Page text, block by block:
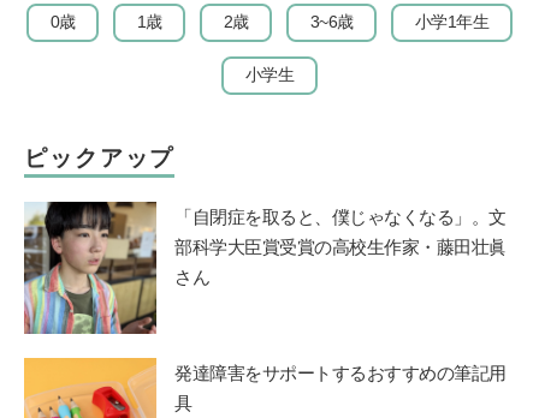
0歳 1歳 2歳 3~6歳 小学1年生
小学生
ピックアップ
「自閉症を取ると、僕じゃなくなる」。文
部科学大臣賞受賞の高校生作家・藤田壮眞
さん
発達障害をサポートするおすすめの筆記用
具